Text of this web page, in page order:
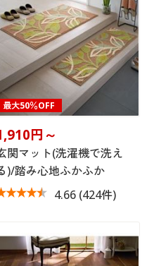
最大50％OFF
円～
関マット(洗濯機で洗え
)/踏み心地ふかふか
4.66(424件)